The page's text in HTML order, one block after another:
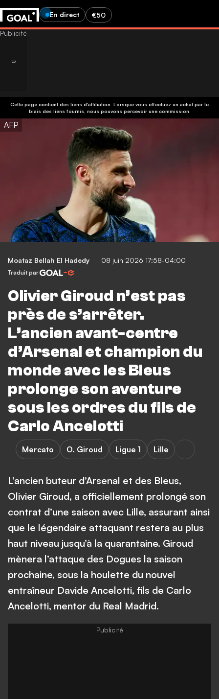
En direct €50
Cette page contient des liens d'affiliation. Lorsque vous effectuez un achat par le
biais des liens fournis, nous pouvons percevoir une commission.
AFP
Moataz Bellah El Hadedy 08 juin 2026 17:58-04:00
Traduit par
Olivier Giroud n’est pas
près de s’arrêter.
L’ancien avant-centre
d’Arsenal et champion du
monde avec les Bleus
prolonge son aventure
sous les ordres du fils de
Carlo Ancelotti
Mercato O. Giroud Ligue 1 Lille
L’ancien buteur d’Arsenal et des Bleus,
Olivier Giroud, a officiellement prolongé son
contrat d’une saison avec Lille, assurant ainsi
que le légendaire attaquant restera au plus
haut niveau jusqu’à la quarantaine. Giroud
mènera l’attaque des Dogues la saison
prochaine, sous la houlette du nouvel
entraîneur Davide Ancelotti, fils de Carlo
Ancelotti, mentor du Real Madrid.